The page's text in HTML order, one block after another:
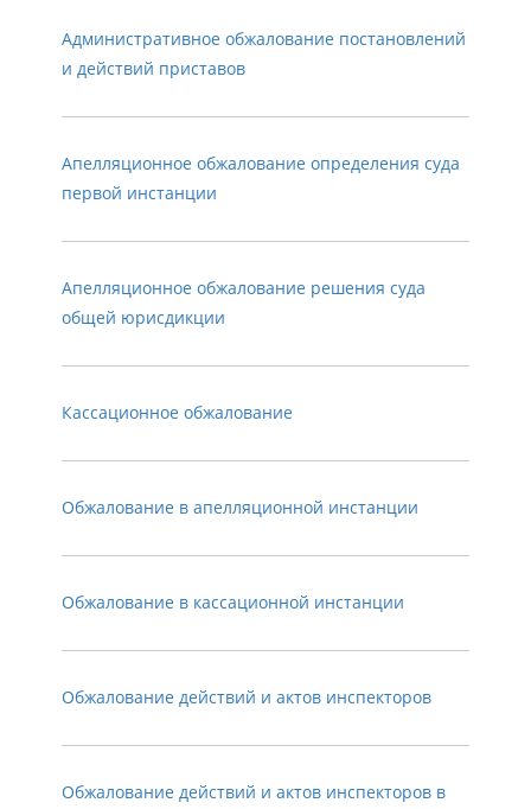
Административное обжалование постановлений
и действий приставов
Апелляционное обжалование определения суда
первой инстанции
Апелляционное обжалование решения суда
общей юрисдикции
Кассационное обжалование
Обжалование в апелляционной инстанции
Обжалование в кассационной инстанции
Обжалование действий и актов инспекторов
Обжалование действий и актов инспекторов в